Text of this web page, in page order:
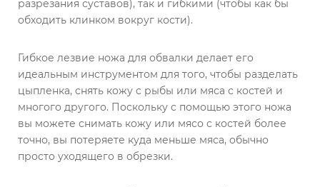
разрезания суставов), так и гибкими (чтобы как бы
обходить клинком вокруг кости).
Гибкое лезвие ножа для обвалки делает его
идеальным инструментом для того, чтобы разделать
цыпленка, снять кожу с рыбы или мяса с костей и
многого другого. Поскольку с помощью этого ножа
вы можете снимать кожу или мясо с костей более
точно, вы потеряете куда меньше мяса, обычно
просто уходящего в обрезки.